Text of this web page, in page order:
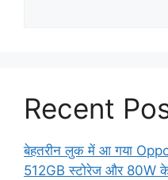
Recent
बेहतरीन लुक में आ गया Oppo
512GB स्टोरेज और 80W